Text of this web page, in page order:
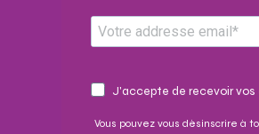
J'accepte de recevoir
Vous pouvez vous désinscrire à